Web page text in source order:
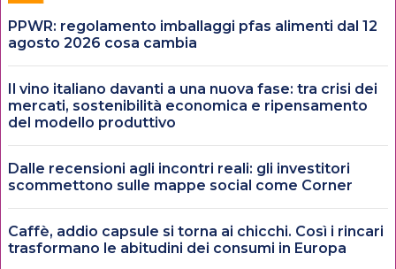
PPWR: regolamento imballaggi pfas alimenti dal 12
agosto 2026 cosa cambia
Il vino italiano davanti a una nuova fase: tra crisi dei
mercati, sostenibilità economica e ripensamento
del modello produttivo
Dalle recensioni agli incontri reali: gli investitori
scommettono sulle mappe social come Corner
Caffè, addio capsule si torna ai chicchi. Così i rincari
trasformano le abitudini dei consumi in Europa